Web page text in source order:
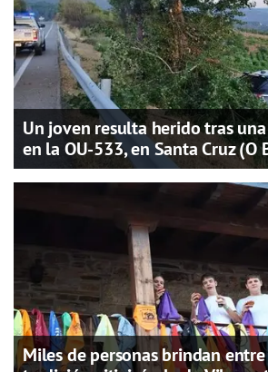
Un joven resulta herido tras
en la OU-533, en Santa Cruz (O
Miles de personas brindan